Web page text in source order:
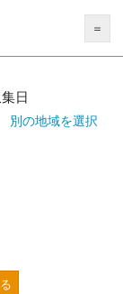
＝
日
別の地域を選択